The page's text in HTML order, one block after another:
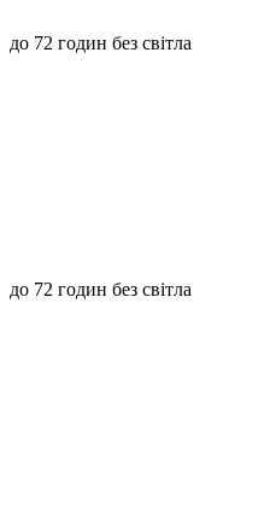
до 72 годин без світла
до 72 годин без світла